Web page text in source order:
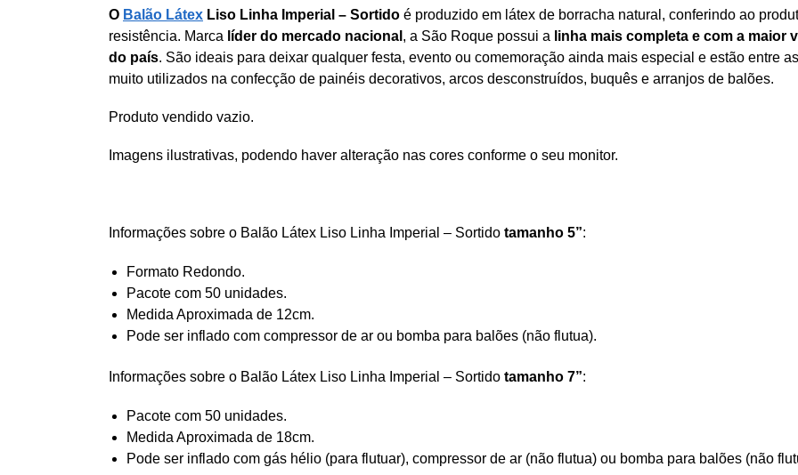
O Balão Látex Liso Linha Imperial – Sortidoé produzido em látex de borracha natural, conferindo ao
resistência. Marca líder do mercado nacional , a São Roque possui a linha mais completa e com a maior
do país. São ideais para deixar qualquer festa, evento ou comemoração ainda mais especial e estão entre
muito utilizados na confecção de painéis decorativos, arcos desconstruídos, buquês e arranjos de balões.
Produto vendido vazio.
Imagens ilustrativas, podendo haver alteração nas cores conforme o seu monitor.
Informações sobre o Balão Látex Liso Linha Imperial – Sortidotamanho 5”:
Formato Redondo.
Pacote com 50 unidades.
Medida Aproximada de 12cm.
Pode ser inflado com compressor de ar ou bomba para balões (não flutua).
Informações sobre o Balão Látex Liso Linha Imperial – Sortidotamanho 7”:
Pacote com 50 unidades.
Medida Aproximada de 18cm.
Pode ser inflado com gás hélio (para flutuar), compressor de ar (não flutua) ou bomba para balões (não